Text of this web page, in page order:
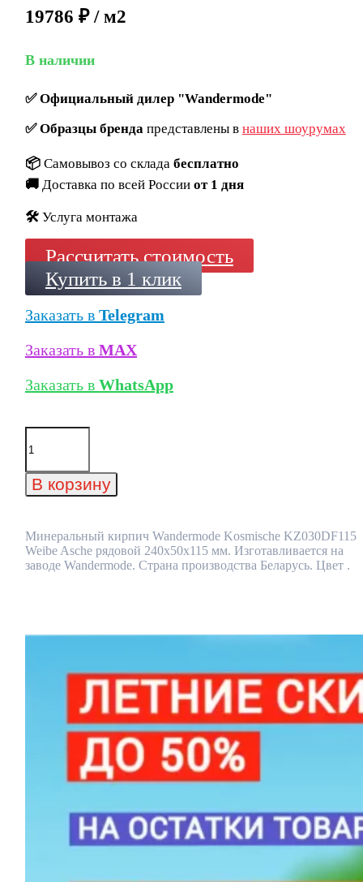
19786 ₽ / м2
В наличии
✅Официальный дилер "Wandermode"
✅Образцы брендапредставлены в наших шоурумах
📦 Самовывоз со склада бесплатно
🚚 Доставка по всей России от 1 дня
🛠️ Услуга монтажа
Рассчитать стоимость
Купить в 1 клик
Заказать в Telegram
Заказать в MAX
Заказать в WhatsApp
Количество
товара
кирпич
Wandermode
Weibe
Asche
рядовой
В корзину
Минеральный кирпич Wandermode Kosmische KZ030DF115
Weibe Asche рядовой 240x50x115 мм. Изготавливается на
заводе Wandermode. Страна производства Беларусь. Цвет .